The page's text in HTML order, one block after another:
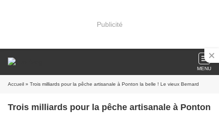
Publicité
MENU
Accueil » Trois milliards pour la pêche artisanale à Ponton la belle ! Le vieux Bernard
Trois milliards pour la pêche artisanale à Ponton